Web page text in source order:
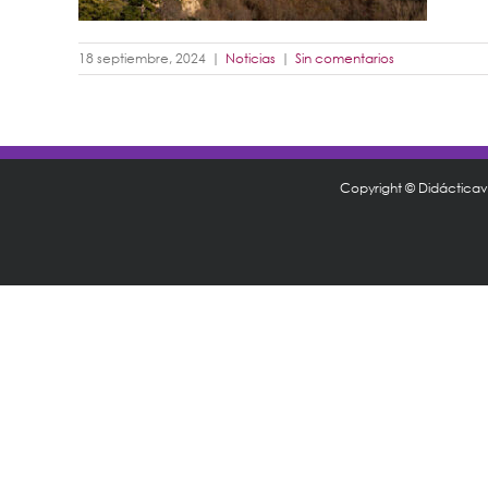
18 septiembre, 2024 | Noticias | Sin comentarios
Copyright ©